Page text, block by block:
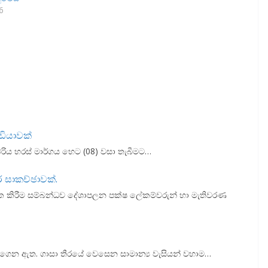
හරස් මාර්ගය හෙට (08) වසා තැබීමට…
කිරීම සම්බන්ධව දේශාපලන පක්ෂ ලේකම්වරුන් හා මැතිවරණ
ඇත. ගාසා තීරයේ වෙසෙන සාමාන්‍ය වැසියන් වහාම…